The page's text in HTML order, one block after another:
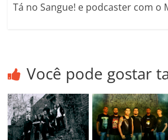
Tá no Sangue! e podcaster com o
Você pode gostar